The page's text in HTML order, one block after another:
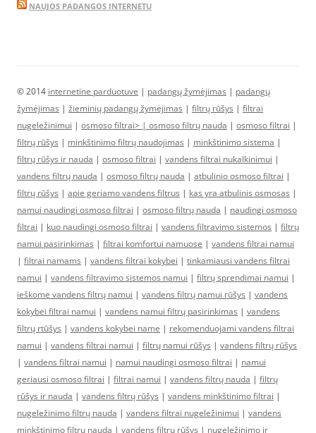
NAUJOS PADANGOS INTERNETU
© 2014 internetine parduotuve | padangų žymėjimas | padangų
žymėjimas | žieminių padangų žymėjimas | filtrų rūšys | filtrai
nugeležinimui | osmoso filtrai> | osmoso filtrų nauda | osmoso filtrai |
filtrų rūšys | minkštinimo filtrų naudojimas | minkštinimo sistema |
filtrų rūšys ir nauda | osmoso filtrai | vandens filtrai nukalkinimui |
vandens filtrų nauda | osmoso filtrų nauda | atbulinio osmoso filtrai |
filtrų rūšys | apie geriamo vandens filtrus | kas yra atbulinis osmosas |
namui naudingi osmoso filtrai | osmoso filtrų nauda | naudingi osmoso
filtrai | kuo naudingi osmoso filtrai | vandens filtravimo sistemos | filtrų
namui pasirinkimas | filtrai komfortui namuose | vandens filtrai namui
| filtrai namams | vandens filtrai kokybei | tinkamiausi vandens filtrai
namui | vandens filtravimo sistemos namui | filtrų sprendimai namui |
ieškome vandens filtrų namui | vandens filtrų namui rūšys | vandens
kokybei filtrai namui | vandens namui filtrų pasirinkimas | vandens
filtrų rtūšys | vandens kokybei name | rekomenduojami vandens filtrai
namui | vandens filtrai namui | filtrų namui rūšys | vandens filtrų rūšys
| vandens filtrai namui | namui naudingi osmoso filtrai | namui
geriausi osmoso filtrai | filtrai namui | vandens filtrų nauda | filtrų
rūšys ir nauda | vandens filtrų rūšys | vandens minkštinimo filtrai |
nugeležinimo filtrų nauda | vandens filtrai nugeležinimui | vandens
minkštinimo filtrų nauda | vandens filtrų rūšys | nugeležinimo ir